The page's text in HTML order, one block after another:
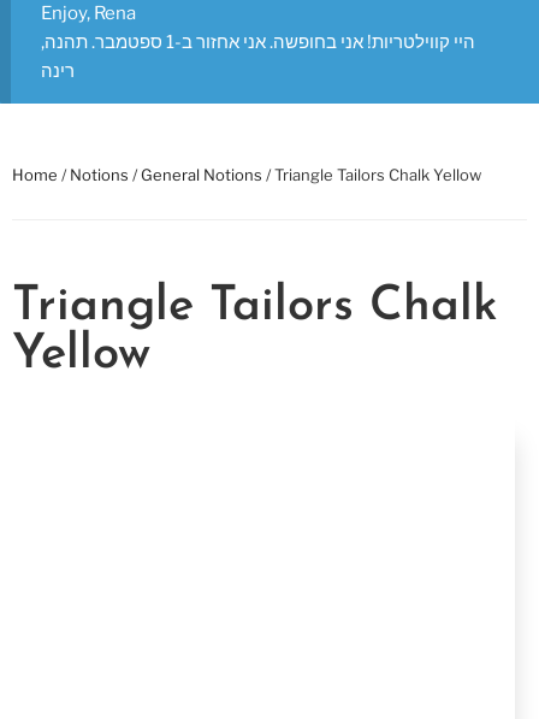
Enjoy, Rena
היי קווילטריות! אני בחופשה. אני אחזור ב-1 ספטמבר. תהנה,
רינה
Home /Notions /General Notions / Triangle Tailors Chalk Yellow
Triangle Tailors Chalk
Yellow